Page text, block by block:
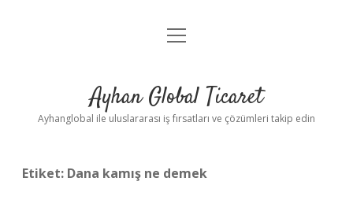
Anasayfa
Yasal Uyarı
menüyü
Ayhan Global Ticaret
Ayhanglobal ile uluslararası iş fırsatları ve çözümleri takip edin
Etiket: Dana kamış ne demek